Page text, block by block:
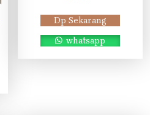
Dp Sekarang
whatsapp